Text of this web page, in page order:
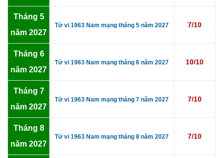
Tháng 5
năm 2027
Tử vi 1963 Nam mạng tháng 5 năm 2027 7/10
Tháng 6
năm 2027
Tử vi 1963 Nam mạng tháng 6 năm 2027 10/10
Tháng 7
năm 2027
Tử vi 1963 Nam mạng tháng 7 năm 2027 7/10
Tháng 8
năm 2027
Tử vi 1963 Nam mạng tháng 8 năm 2027 7/10